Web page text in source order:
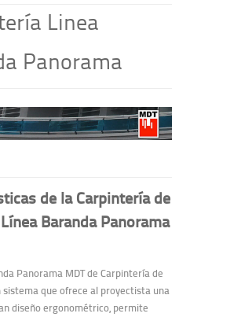
Linea
Panorama
de la Carpintería de
Baranda Panorama
Panorama MDT de Carpintería de
sistema que ofrece al proyectista una
diseño ergonométrico, permite